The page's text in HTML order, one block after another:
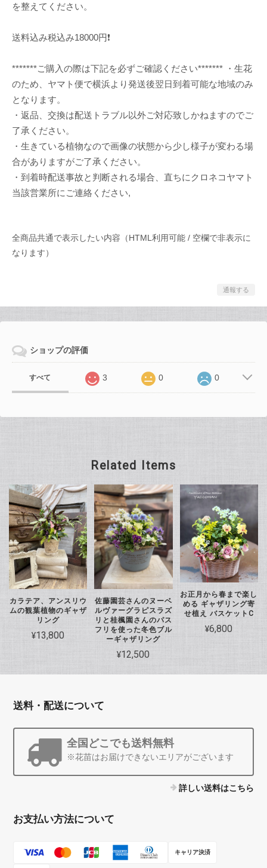
を整えてください。
送料込み税込み18000円❗️
*******ご購入の際は下記を必ずご確認ください******* ・生花
のため、ヤマト便で横浜より発送後翌日到着可能な地域のみ
となります。
・返品、交換は配送トラブル以外ご対応致しかねますのでご
了承ください。
・生きている植物なので画像の状態から少し様子が変わる場
合がありますがご了承ください。
・到着時配送事故と判断される場合、直ちにクロネコヤマト
当該営業所にご連絡ください,
全商品共通で表示したい内容（HTML利用可能 / 空欄で非表示に
なります）
通報する
ショップの評価
すべて 3 0 0
Related Items
カラテア、アンスリウ
ムの観葉植物のギャザ
リング
¥13,800
佐藤園芸さんのヌーベ
ルヴァーグラピスラズ
リと桂楓園さんのパス
フリを使った冬色ブル
ーギャザリング
¥12,500
お正月から春まで楽し
める ギャザリング寄
せ植え バスケットC
¥6,800
送料・配送について
全国どこでも送料無料
※花苗はお届けできないエリアがございます
詳しい送料はこちら
お支払い方法について
キャリア決済